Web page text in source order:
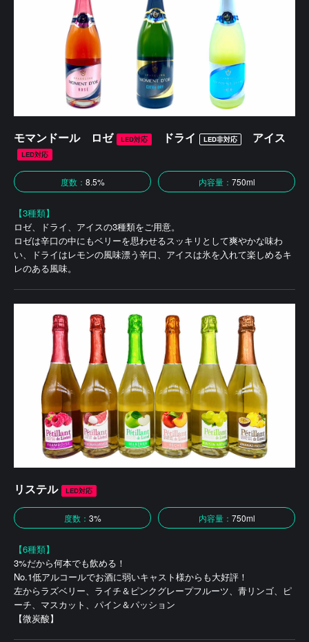
モマンドール ロゼ LED対応 ドライ LED非対応 アイス
LED対応
度数： 8.5% 内容量： 750ml
【3種類】
ロゼ、ドライ、アイスの3種類をご用意。
ロゼは辛口の中にもベリーを思わせるスッキリとして爽やかな味わ
い、ドライはレモンの風味漂う辛口、アイスは氷を入れて楽しめるキ
レのある風味。
リステル LED対応
度数： 3% 内容量： 750ml
【6種類】
3%だから何本でも飲める！
No.1低アルコールでお酒に弱いキャスト様からも大好評！
左からラズベリー、ライチ＆ピンクグレープフルーツ、青リンゴ、ピ
ーチ、マスカット、パイン＆パッション
【微炭酸】